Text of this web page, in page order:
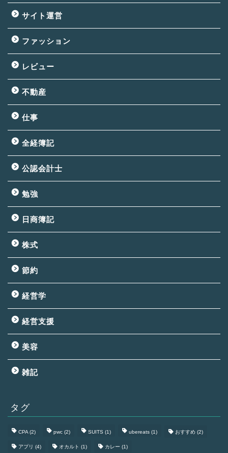
サイト運営
ファッション
レビュー
不動産
仕事
全経簿記
公認会計士
勉強
日商簿記
株式
節約
経営学
経営支援
美容
雑記
タグ
CPA (2) pwc (2) SUITS (1) ubereats (1) おすすめ (2)
アプリ (4) オカルト (1) カレー (1)